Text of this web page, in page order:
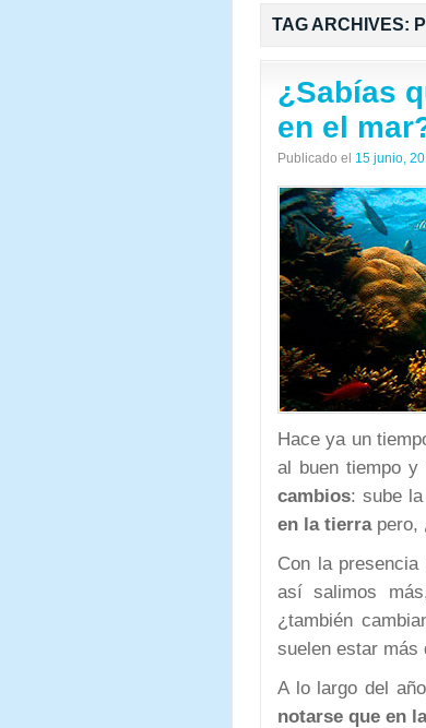
TAG ARCHIVES:
¿Sabías
en el
Publicado el 15 junio,
Hace ya un
al buen tiempo y
cambios: sube
en la tierrapero,
Con la
así salimos
¿también
suelen estar más
A lo largo del
notarse que en